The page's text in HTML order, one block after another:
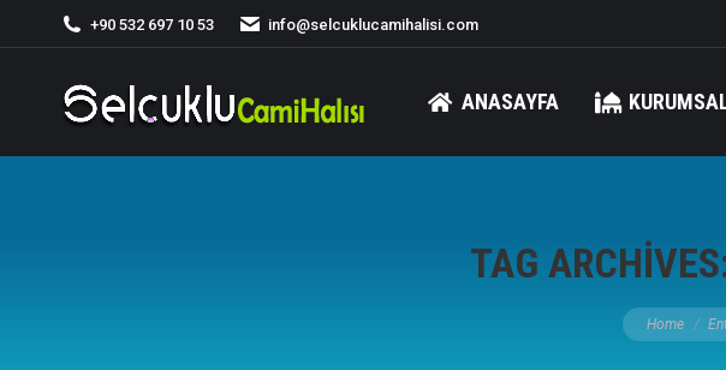
+90 532 697 10 53 info@selcuklucamihalisi.com
ANASAYFA
TAG
You are
Home